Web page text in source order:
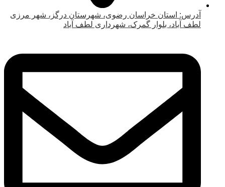
آدرس: استان خراسان رضوی، شهرستان درگز، شهر مرزی
لطف آباد، بلوار گمرک، شهرداری لطف آباد